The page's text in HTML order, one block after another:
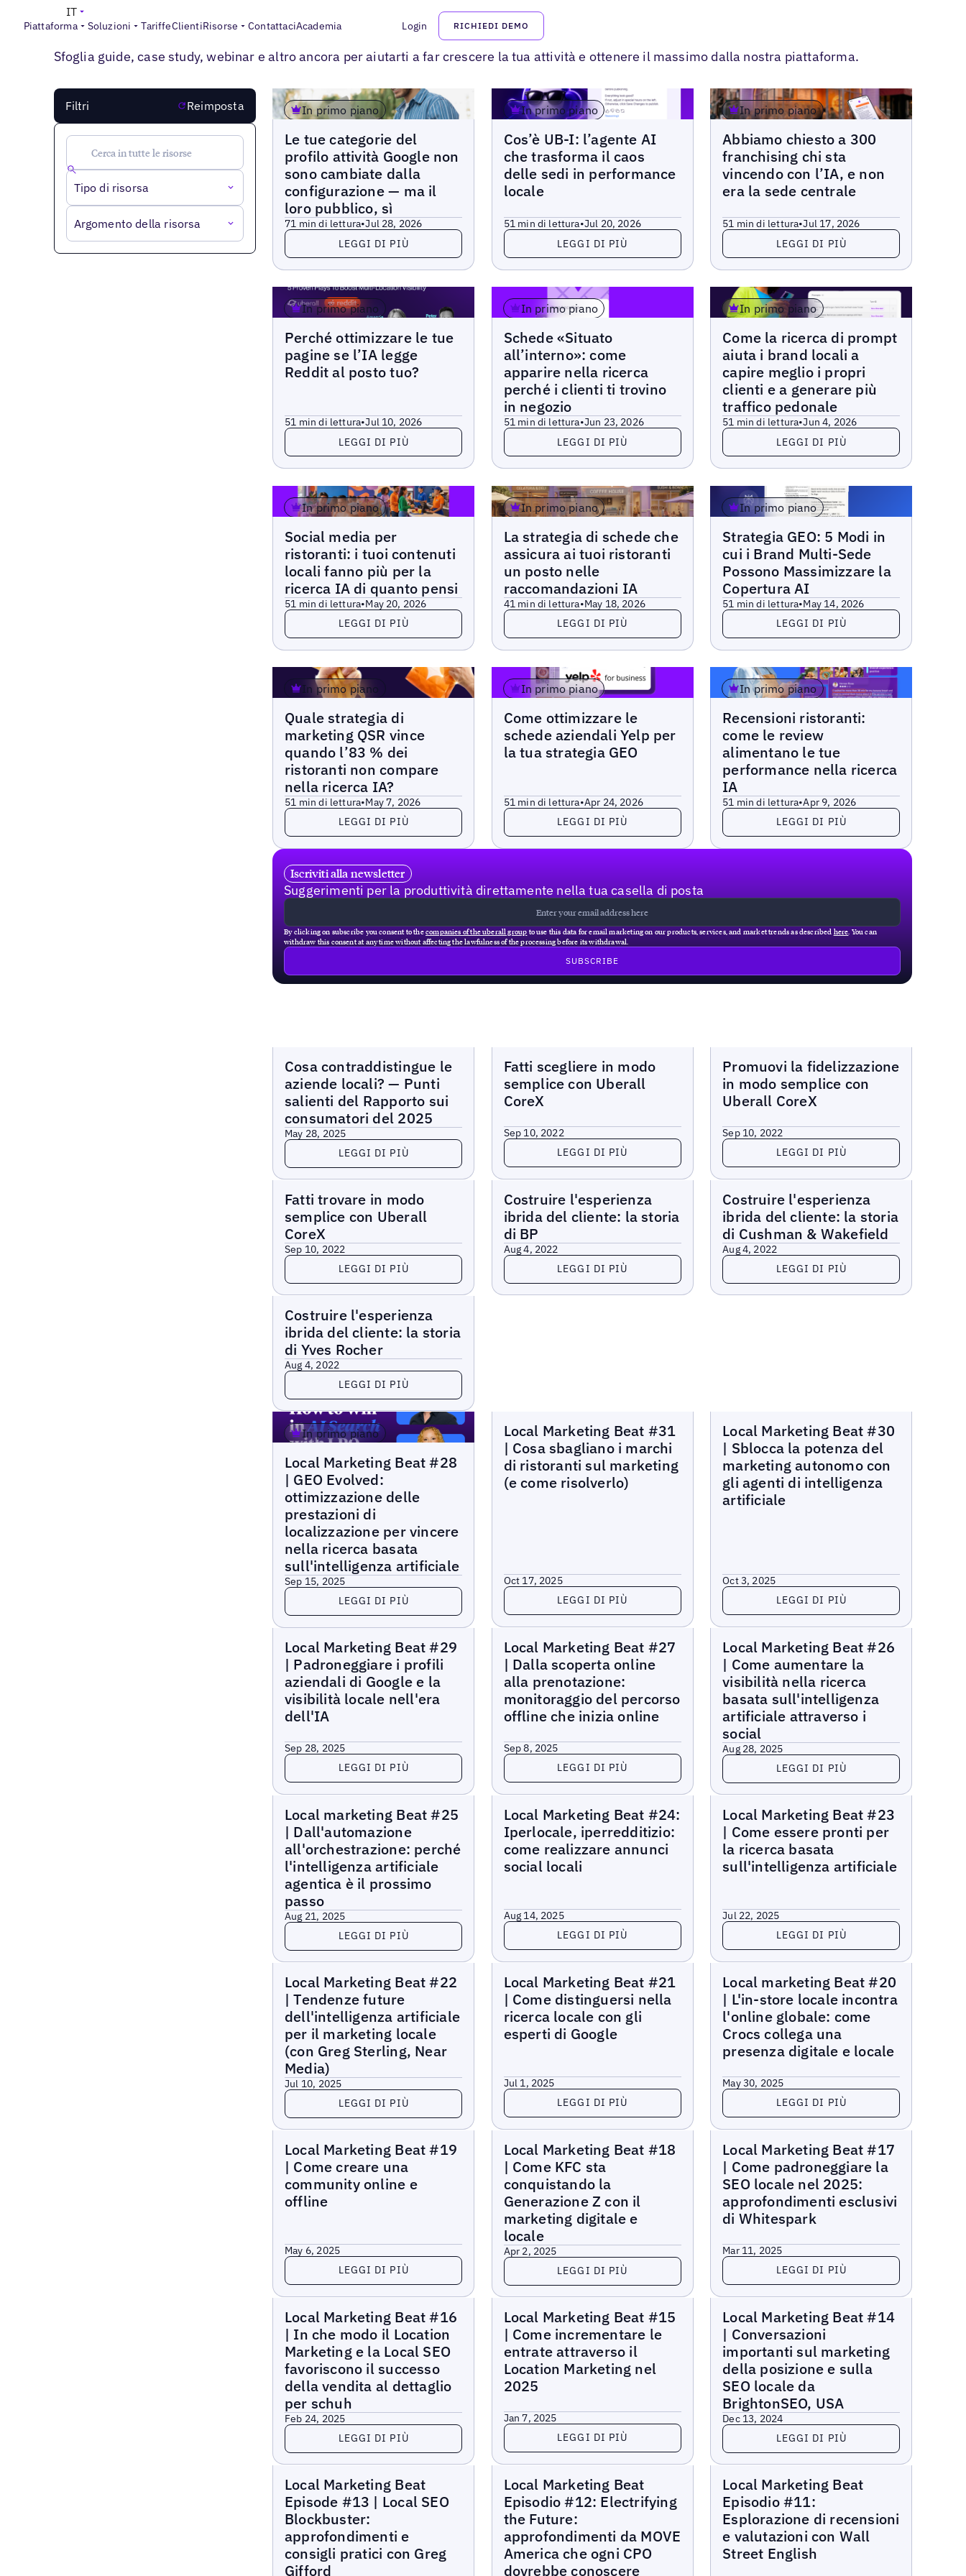
Piattaforma Soluzioni TariffeClientiRisorse ContattaciAcademia Login RICHIEDI DEMO
IT
HUB DI TUTTE LE RISORSE
Sfoglia guide, case study, webinar e altro ancora per aiutarti a far crescere la tua attività e ottenere il massimo dalla nostra piattaforma.
Filtri Reimposta
Tipo di risorsa
Argomento della risorsa
In primo piano
Le tue categorie del
profilo attività Google non
sono cambiate dalla
configurazione — ma il
loro pubblico, sì
71 min di lettura•Jul 28, 2026
Leggi di piùLEGGI DI PIÙ
In primo piano
Cos’è UB-I: l’agente AI
che trasforma il caos
delle sedi in performance
locale
51 min di lettura•Jul 20, 2026
Leggi di piùLEGGI DI PIÙ
In primo piano
Abbiamo chiesto a 300
franchising chi sta
vincendo con l’IA, e non
era la sede centrale
51 min di lettura•Jul 17, 2026
Leggi di piùLEGGI DI PIÙ
In primo piano
Perché ottimizzare le tue
pagine se l’IA legge
Reddit al posto tuo?
51 min di lettura•Jul 10, 2026
Leggi di piùLEGGI DI PIÙ
In primo piano
Schede «Situato
all’interno»: come
apparire nella ricerca
perché i clienti ti trovino
in negozio
51 min di lettura•Jun 23, 2026
Leggi di piùLEGGI DI PIÙ
In primo piano
Come la ricerca di prompt
aiuta i brand locali a
capire meglio i propri
clienti e a generare più
traffico pedonale
51 min di lettura•Jun 4, 2026
Leggi di piùLEGGI DI PIÙ
In primo piano
Social media per
ristoranti: i tuoi contenuti
locali fanno più per la
ricerca IA di quanto pensi
51 min di lettura•May 20, 2026
Leggi di piùLEGGI DI PIÙ
In primo piano
La strategia di schede che
assicura ai tuoi ristoranti
un posto nelle
raccomandazioni IA
41 min di lettura•May 18, 2026
Leggi di piùLEGGI DI PIÙ
In primo piano
Strategia GEO: 5 Modi in
cui i Brand Multi-Sede
Possono Massimizzare la
Copertura AI
51 min di lettura•May 14, 2026
Leggi di piùLEGGI DI PIÙ
In primo piano
Quale strategia di
marketing QSR vince
quando l’83 % dei
ristoranti non compare
nella ricerca IA?
51 min di lettura•May 7, 2026
Leggi di piùLEGGI DI PIÙ
In primo piano
Come ottimizzare le
schede aziendali Yelp per
la tua strategia GEO
51 min di lettura•Apr 24, 2026
Leggi di piùLEGGI DI PIÙ
In primo piano
Recensioni ristoranti:
come le review
alimentano le tue
performance nella ricerca
IA
51 min di lettura•Apr 9, 2026
Leggi di piùLEGGI DI PIÙ
CARICA ALTRO
Iscriviti alla newsletter
Suggerimenti per la produttività direttamente nella tua casella di posta
By clicking on subscribe you consent to thecompanies of the uberall group to use this data for email marketing on our products, services, and market trends as described here . You can
withdraw this consent at any time without affecting the lawfulness of the processing before its withdrawal.
Cosa contraddistingue le
aziende locali? — Punti
salienti del Rapporto sui
consumatori del 2025
May 28, 2025
Leggi di piùLEGGI DI PIÙ
Fatti scegliere in modo
semplice con Uberall
CoreX
Sep 10, 2022
Leggi di piùLEGGI DI PIÙ
Promuovi la fidelizzazione
in modo semplice con
Uberall CoreX
Sep 10, 2022
Leggi di piùLEGGI DI PIÙ
Fatti trovare in modo
semplice con Uberall
CoreX
Sep 10, 2022
Leggi di piùLEGGI DI PIÙ
Costruire l'esperienza
ibrida del cliente: la storia
di BP
Aug 4, 2022
Leggi di piùLEGGI DI PIÙ
Costruire l'esperienza
ibrida del cliente: la storia
di Cushman & Wakefield
Aug 4, 2022
Leggi di piùLEGGI DI PIÙ
Costruire l'esperienza
ibrida del cliente: la storia
di Yves Rocher
Aug 4, 2022
Leggi di piùLEGGI DI PIÙ
In primo piano
Local Marketing Beat #28
| GEO Evolved:
ottimizzazione delle
prestazioni di
localizzazione per vincere
nella ricerca basata
sull'intelligenza artificiale
Sep 15, 2025
Leggi di piùLEGGI DI PIÙ
Local Marketing Beat #31
| Cosa sbagliano i marchi
di ristoranti sul marketing
(e come risolverlo)
Oct 17, 2025
Leggi di piùLEGGI DI PIÙ
Local Marketing Beat #30
| Sblocca la potenza del
marketing autonomo con
gli agenti di intelligenza
artificiale
Oct 3, 2025
Leggi di piùLEGGI DI PIÙ
Local Marketing Beat #29
| Padroneggiare i profili
aziendali di Google e la
visibilità locale nell'era
dell'IA
Sep 28, 2025
Leggi di piùLEGGI DI PIÙ
Local Marketing Beat #27
| Dalla scoperta online
alla prenotazione:
monitoraggio del percorso
offline che inizia online
Sep 8, 2025
Leggi di piùLEGGI DI PIÙ
Local Marketing Beat #26
| Come aumentare la
visibilità nella ricerca
basata sull'intelligenza
artificiale attraverso i
social
Aug 28, 2025
Leggi di piùLEGGI DI PIÙ
Local marketing Beat #25
| Dall'automazione
all'orchestrazione: perché
l'intelligenza artificiale
agentica è il prossimo
passo
Aug 21, 2025
Leggi di piùLEGGI DI PIÙ
Local Marketing Beat #24:
Iperlocale, iperredditizio:
come realizzare annunci
social locali
Aug 14, 2025
Leggi di piùLEGGI DI PIÙ
Local Marketing Beat #23
| Come essere pronti per
la ricerca basata
sull'intelligenza artificiale
Jul 22, 2025
Leggi di piùLEGGI DI PIÙ
Local Marketing Beat #22
| Tendenze future
dell'intelligenza artificiale
per il marketing locale
(con Greg Sterling, Near
Media)
Jul 10, 2025
Leggi di piùLEGGI DI PIÙ
Local Marketing Beat #21
| Come distinguersi nella
ricerca locale con gli
esperti di Google
Jul 1, 2025
Leggi di piùLEGGI DI PIÙ
Local marketing Beat #20
| L'in-store locale incontra
l'online globale: come
Crocs collega una
presenza digitale e locale
May 30, 2025
Leggi di piùLEGGI DI PIÙ
Local Marketing Beat #19
| Come creare una
community online e
offline
May 6, 2025
Leggi di piùLEGGI DI PIÙ
Local Marketing Beat #18
| Come KFC sta
conquistando la
Generazione Z con il
marketing digitale e
locale
Apr 2, 2025
Leggi di piùLEGGI DI PIÙ
Local Marketing Beat #17
| Come padroneggiare la
SEO locale nel 2025:
approfondimenti esclusivi
di Whitespark
Mar 11, 2025
Leggi di piùLEGGI DI PIÙ
Local Marketing Beat #16
| In che modo il Location
Marketing e la Local SEO
favoriscono il successo
della vendita al dettaglio
per schuh
Feb 24, 2025
Leggi di piùLEGGI DI PIÙ
Local Marketing Beat #15
| Come incrementare le
entrate attraverso il
Location Marketing nel
2025
Jan 7, 2025
Leggi di piùLEGGI DI PIÙ
Local Marketing Beat #14
| Conversazioni
importanti sul marketing
della posizione e sulla
SEO locale da
BrightonSEO, USA
Dec 13, 2024
Leggi di piùLEGGI DI PIÙ
Local Marketing Beat
Episode #13 | Local SEO
Blockbuster:
approfondimenti e
consigli pratici con Greg
Gifford
Local Marketing Beat
Episodio #12: Electrifying
the Future:
approfondimenti da MOVE
America che ogni CPO
dovrebbe conoscere
Local Marketing Beat
Episodio #11:
Esplorazione di recensioni
e valutazioni con Wall
Street English